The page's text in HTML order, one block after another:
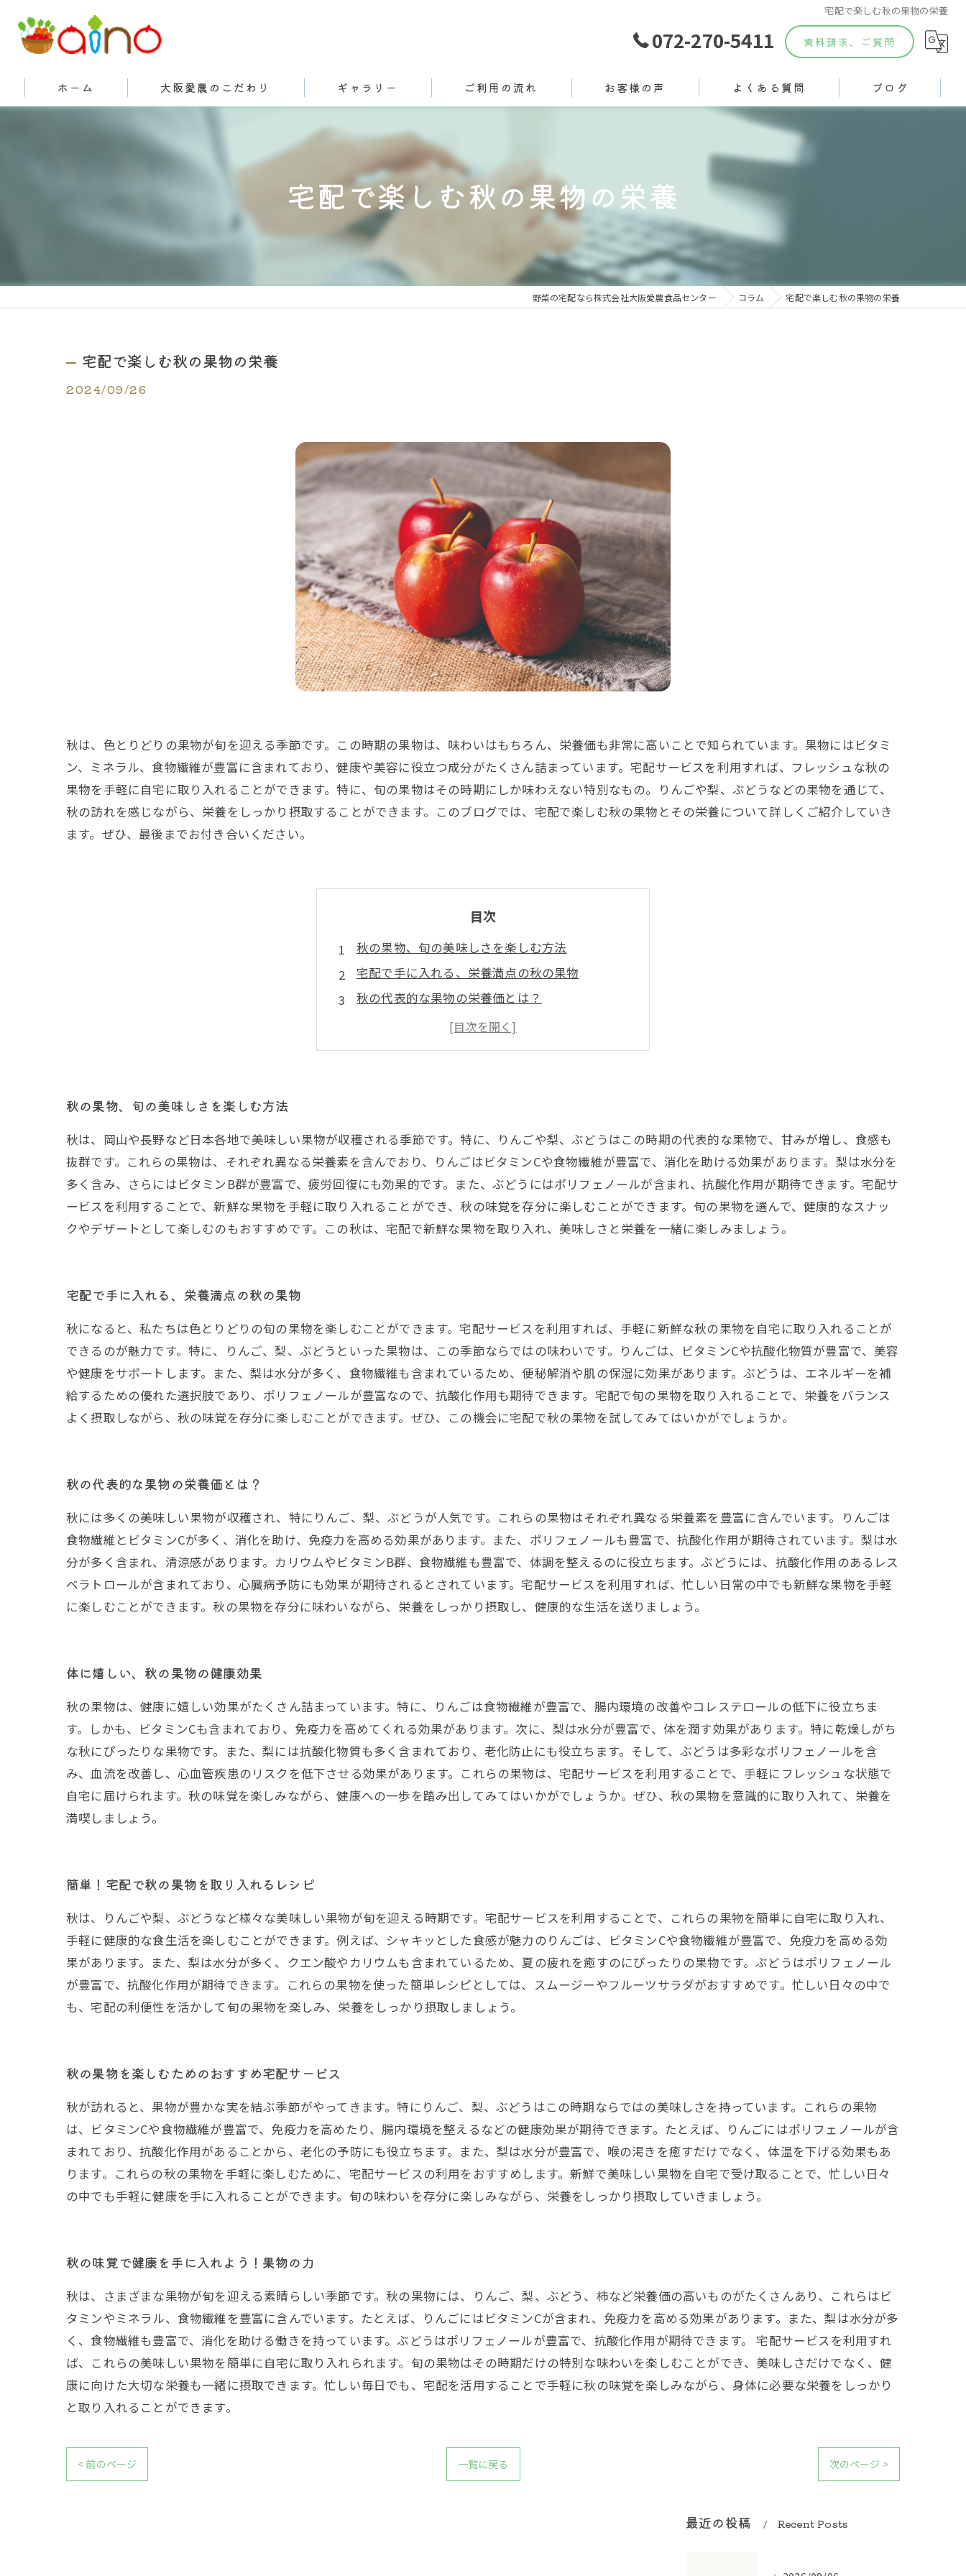
宅配で楽しむ秋の果物の栄養
072-270-5411 資料請求、ご質問
ホーム 大阪愛農のこだわり
有機栽培とは
ギャラリー ご利用の流れ お客様の声 よくある質問 ブログ
宅配で楽しむ秋の果物の栄養
野菜の宅配なら株式会社大阪愛農食品センター コラム 宅配で楽しむ秋の果物の栄養
宅配で楽しむ秋の果物の栄養
2024/09/26
秋は、色とりどりの果物が旬を迎える季節です。この時期の果物は、味わいはもちろん、栄養価も非常に高いことで知られています。果物にはビタミ
ン、ミネラル、食物繊維が豊富に含まれており、健康や美容に役立つ成分がたくさん詰まっています。宅配サービスを利用すれば、フレッシュな秋の
果物を手軽に自宅に取り入れることができます。特に、旬の果物はその時期にしか味わえない特別なもの。りんごや梨、ぶどうなどの果物を通じて、
秋の訪れを感じながら、栄養をしっかり摂取することができます。このブログでは、宅配で楽しむ秋の果物とその栄養について詳しくご紹介していき
ます。ぜひ、最後までお付き合いください。
目次
秋の果物、旬の美味しさを楽しむ方法
宅配で手に入れる、栄養満点の秋の果物
秋の代表的な果物の栄養価とは？
体に嬉しい、秋の果物の健康効果
簡単！宅配で秋の果物を取り入れるレシピ
秋の果物、旬の美味しさを楽しむ方法
秋は、岡山や長野など日本各地で美味しい果物が収穫される季節です。特に、りんごや梨、ぶどうはこの時期の代表的な果物で、甘みが増し、食感も
抜群です。これらの果物は、それぞれ異なる栄養素を含んでおり、りんごはビタミンCや食物繊維が豊富で、消化を助ける効果があります。梨は水分を
多く含み、さらにはビタミンB群が豊富で、疲労回復にも効果的です。また、ぶどうにはポリフェノールが含まれ、抗酸化作用が期待できます。宅配サ
ービスを利用することで、新鮮な果物を手軽に取り入れることができ、秋の味覚を存分に楽しむことができます。旬の果物を選んで、健康的なスナッ
クやデザートとして楽しむのもおすすめです。この秋は、宅配で新鮮な果物を取り入れ、美味しさと栄養を一緒に楽しみましょう。
宅配で手に入れる、栄養満点の秋の果物
秋になると、私たちは色とりどりの旬の果物を楽しむことができます。宅配サービスを利用すれば、手軽に新鮮な秋の果物を自宅に取り入れることが
できるのが魅力です。特に、りんご、梨、ぶどうといった果物は、この季節ならではの味わいです。りんごは、ビタミンCや抗酸化物質が豊富で、美容
や健康をサポートします。また、梨は水分が多く、食物繊維も含まれているため、便秘解消や肌の保湿に効果があります。ぶどうは、エネルギーを補
給するための優れた選択肢であり、ポリフェノールが豊富なので、抗酸化作用も期待できます。宅配で旬の果物を取り入れることで、栄養をバランス
よく摂取しながら、秋の味覚を存分に楽しむことができます。ぜひ、この機会に宅配で秋の果物を試してみてはいかがでしょうか。
秋の代表的な果物の栄養価とは？
秋には多くの美味しい果物が収穫され、特にりんご、梨、ぶどうが人気です。これらの果物はそれぞれ異なる栄養素を豊富に含んでいます。りんごは
食物繊維とビタミンCが多く、消化を助け、免疫力を高める効果があります。また、ポリフェノールも豊富で、抗酸化作用が期待されています。梨は水
分が多く含まれ、清涼感があります。カリウムやビタミンB群、食物繊維も豊富で、体調を整えるのに役立ちます。ぶどうには、抗酸化作用のあるレス
ベラトロールが含まれており、心臓病予防にも効果が期待されるとされています。宅配サービスを利用すれば、忙しい日常の中でも新鮮な果物を手軽
に楽しむことができます。秋の果物を存分に味わいながら、栄養をしっかり摂取し、健康的な生活を送りましょう。
体に嬉しい、秋の果物の健康効果
秋の果物は、健康に嬉しい効果がたくさん詰まっています。特に、りんごは食物繊維が豊富で、腸内環境の改善やコレステロールの低下に役立ちま
す。しかも、ビタミンCも含まれており、免疫力を高めてくれる効果があります。次に、梨は水分が豊富で、体を潤す効果があります。特に乾燥しがち
な秋にぴったりな果物です。また、梨には抗酸化物質も多く含まれており、老化防止にも役立ちます。そして、ぶどうは多彩なポリフェノールを含
み、血流を改善し、心血管疾患のリスクを低下させる効果があります。これらの果物は、宅配サービスを利用することで、手軽にフレッシュな状態で
自宅に届けられます。秋の味覚を楽しみながら、健康への一歩を踏み出してみてはいかがでしょうか。ぜひ、秋の果物を意識的に取り入れて、栄養を
満喫しましょう。
簡単！宅配で秋の果物を取り入れるレシピ
秋は、りんごや梨、ぶどうなど様々な美味しい果物が旬を迎える時期です。宅配サービスを利用することで、これらの果物を簡単に自宅に取り入れ、
手軽に健康的な食生活を楽しむことができます。例えば、シャキッとした食感が魅力のりんごは、ビタミンCや食物繊維が豊富で、免疫力を高める効
果があります。また、梨は水分が多く、クエン酸やカリウムも含まれているため、夏の疲れを癒すのにぴったりの果物です。ぶどうはポリフェノール
が豊富で、抗酸化作用が期待できます。これらの果物を使った簡単レシピとしては、スムージーやフルーツサラダがおすすめです。忙しい日々の中で
も、宅配の利便性を活かして旬の果物を楽しみ、栄養をしっかり摂取しましょう。
秋の果物を楽しむためのおすすめ宅配サービス
秋が訪れると、果物が豊かな実を結ぶ季節がやってきます。特にりんご、梨、ぶどうはこの時期ならではの美味しさを持っています。これらの果物
は、ビタミンCや食物繊維が豊富で、免疫力を高めたり、腸内環境を整えるなどの健康効果が期待できます。たとえば、りんごにはポリフェノールが含
まれており、抗酸化作用があることから、老化の予防にも役立ちます。また、梨は水分が豊富で、喉の渇きを癒すだけでなく、体温を下げる効果もあ
ります。これらの秋の果物を手軽に楽しむために、宅配サービスの利用をおすすめします。新鮮で美味しい果物を自宅で受け取ることで、忙しい日々
の中でも手軽に健康を手に入れることができます。旬の味わいを存分に楽しみながら、栄養をしっかり摂取していきましょう。
秋の味覚で健康を手に入れよう！果物の力
秋は、さまざまな果物が旬を迎える素晴らしい季節です。秋の果物には、りんご、梨、ぶどう、柿など栄養価の高いものがたくさんあり、これらはビ
タミンやミネラル、食物繊維を豊富に含んでいます。たとえば、りんごにはビタミンCが含まれ、免疫力を高める効果があります。また、梨は水分が多
く、食物繊維も豊富で、消化を助ける働きを持っています。ぶどうはポリフェノールが豊富で、抗酸化作用が期待できます。 宅配サービスを利用すれ
ば、これらの美味しい果物を簡単に自宅に取り入れられます。旬の果物はその時期だけの特別な味わいを楽しむことができ、美味しさだけでなく、健
康に向けた大切な栄養も一緒に摂取できます。忙しい毎日でも、宅配を活用することで手軽に秋の味覚を楽しみながら、身体に必要な栄養をしっかり
と取り入れることができます。
< 前のページ 一覧に戻る 次のページ >
最近の投稿 Recent Posts